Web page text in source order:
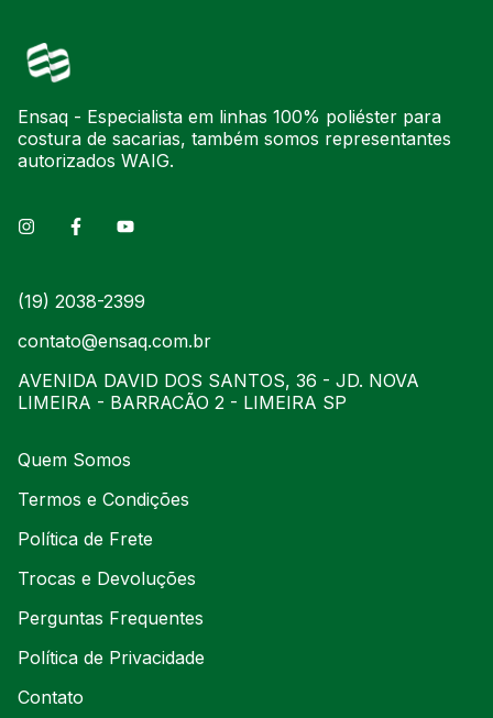
Ensaq - Especialista em linhas 100% poliéster para
costura de sacarias, também somos representantes
autorizados WAIG.
(19) 2038-2399
contato@ensaq.com.br
AVENIDA DAVID DOS SANTOS, 36 - JD. NOVA
LIMEIRA - BARRACÃO 2 - LIMEIRA SP
Quem Somos
Termos e Condições
Política de Frete
Trocas e Devoluções
Perguntas Frequentes
Política de Privacidade
Contato